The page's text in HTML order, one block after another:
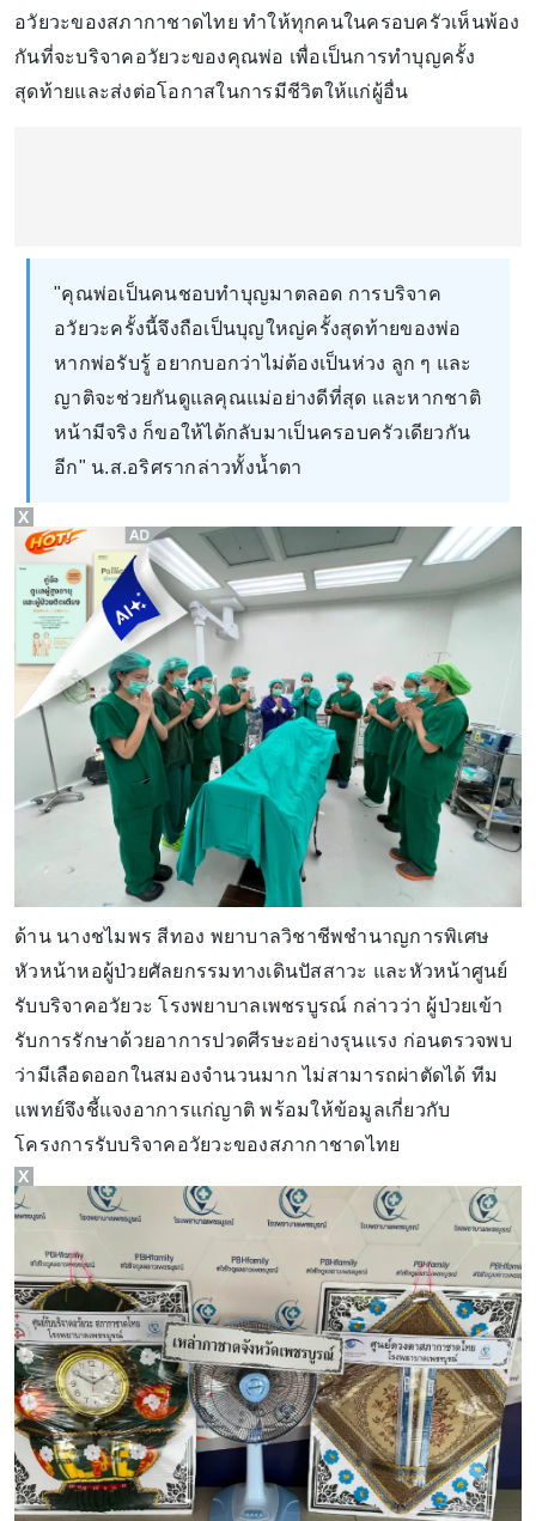
อวัยวะของสภากาชาดไทย ทำให้ทุกคนในครอบครัวเห็นพ้อง
กันที่จะบริจาคอวัยวะของคุณพ่อ เพื่อเป็นการทำบุญครั้ง
สุดท้ายและส่งต่อโอกาสในการมีชีวิตให้แก่ผู้อื่น
"คุณพ่อเป็นคนชอบทำบุญมาตลอด การบริจาค
อวัยวะครั้งนี้จึงถือเป็นบุญใหญ่ครั้งสุดท้ายของพ่อ
หากพ่อรับรู้ อยากบอกว่าไม่ต้องเป็นห่วง ลูก ๆ และ
ญาติจะช่วยกันดูแลคุณแม่อย่างดีที่สุด และหากชาติ
หน้ามีจริง ก็ขอให้ได้กลับมาเป็นครอบครัวเดียวกัน
อีก" น.ส.อริศรากล่าวทั้งน้ำตา
ด้าน นางชไมพร สีทอง พยาบาลวิชาชีพชำนาญการพิเศษ
หัวหน้าหอผู้ป่วยศัลยกรรมทางเดินปัสสาวะ และหัวหน้าศูนย์
รับบริจาคอวัยวะ โรงพยาบาลเพชรบูรณ์ กล่าวว่า ผู้ป่วยเข้า
รับการรักษาด้วยอาการปวดศีรษะอย่างรุนแรง ก่อนตรวจพบ
ว่ามีเลือดออกในสมองจำนวนมาก ไม่สามารถผ่าตัดได้ ทีม
แพทย์จึงชี้แจงอาการแก่ญาติ พร้อมให้ข้อมูลเกี่ยวกับ
โครงการรับบริจาคอวัยวะของสภากาชาดไทย
X
X